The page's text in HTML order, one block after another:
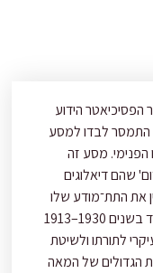
לפרויד עבר הפסיכיאטר הידוע
התמסר לבדו למסע
הפנימי. מסע זה
שהם דיאלוגים
את התת־מודע שלו
ואת הלא־מודע הקולקטיבי. התהליך שתועד בשנים 1930–1913
לתורתו ולשיטת
הגדולים של המאה